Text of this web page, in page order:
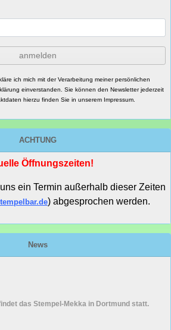
anmelden
ich mich mit der Verarbeitung meiner persönlichen
einverstanden. Sie können den Newsletter jederzeit
hierzu finden Sie in unserem Impressum.
ACHTUNG
Öffnungszeiten!
ein Termin außerhalb dieser Zeiten
) abgesprochen werden.
News
das Stempel-Mekka in Dortmund statt.